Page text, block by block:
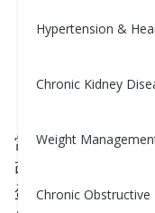
Hypertension &
Chronic Kidney
Weight
Chronic
傳統燕
Nina
當一個人的血糖或
改變之一就是早餐
蛋和培根，開始吃